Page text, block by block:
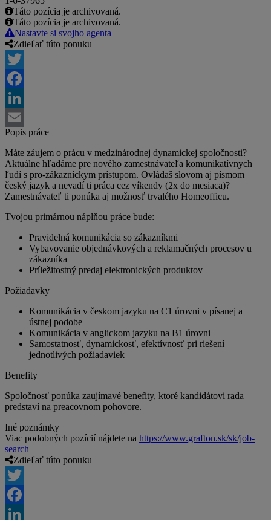
Táto pozícia je archivovaná.
Táto pozícia je archivovaná.
Nastavte si svojho agenta
Zdieľať túto ponuku
Twitter
Facebook
LinkedIn
Email
Popis práce
Máte záujem o prácu v medzinárodnej dynamickej spoločnosti?
Aktuálne hľadáme pre nového zamestnávateľa komunikatívnych
ľudí s pro-zákazníckym prístupom. Ovládaš slovom aj písmom
český jazyk a nevadí ti práca cez víkendy (2x do mesiaca)?
Zamestnávateľ ti ponúka aj možnosť trvalého Homeofficu.
Tvojou primárnou náplňou práce bude:
Pravidelná komunikácia so zákazníkmi
Vybavovanie objednávkových a reklamačných procesov u
zákazníka
Príležitostný predaj elektronických produktov
Požiadavky
Komunikácia v českom jazyku na C1 úrovni v písanej a
ústnej podobe
Komunikácia v anglickom jazyku na B1 úrovni
Samostatnosť, dynamickosť, efektívnosť pri riešení
jednotlivých požiadaviek
Benefity
Spoločnosť ponúka zaujímavé benefity, ktoré kandidátovi rada
predstaví na preacovnom pohovore.
Iné poznámky
Viac podobných pozícií nájdete na https://www.grafton.sk/sk/job-
search
Zdieľať túto ponuku
Twitter
Facebook